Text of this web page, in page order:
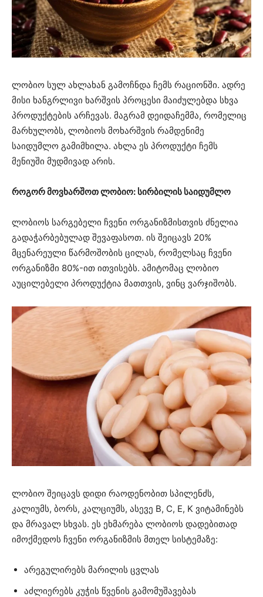
ლობიო სულ ახლახან გამოჩნდა ჩემს რაციონში. ადრე
მისი ხანგრლივი ხარშვის პროცესი მაიძულებდა სხვა
პროდუქტების არჩევას. მაგრამ დეიდაჩემმა, რომელიც
მარხულობს, ლობიოს მოხარშვის რამდენიმე
საიდუმლო გამიმხილა. ახლა ეს პროდუქტი ჩემს
მენიუში მუდმივად არის.
როგორ მოვხარშოთ ლობიო: სირბილის საიდუმლო
ლობიოს სარგებელი ჩვენი ორგანიზმისთვის ძნელია
გადაჭარბებულად შევაფასოთ. ის შეიცავს 20%
მცენარეული წარმოშობის ცილას, რომელსაც ჩვენი
ორგანიზმი 80%-ით ითვისებს. ამიტომაც ლობიო
აუცილებელი პროდუქტია მათთვის, ვინც ვარჯიშობს.
ლობიო შეიცავს დიდი რაოდენობით სპილენძს,
კალიუმს, ბორს, კალციუმს, ასევე B, C, E, K ვიტამინებს
და მრავალ სხვას. ეს ეხმარება ლობიოს დადებითად
იმოქმედოს ჩვენი ორგანიზმის მთელ სისტემაზე:
არეგულირებს მარილის ცვლას
აძლიერებს კუჭის წვენის გამომუშავებას